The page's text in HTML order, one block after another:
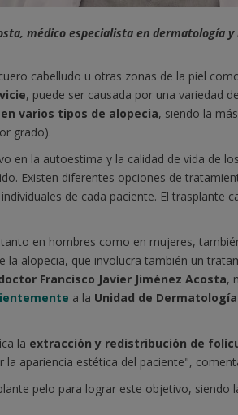
médico especialista en dermatología
cabelludo u otras zonas de la piel
, puede ser causada por una variedad
varios tipos de alopecia, siendo la
grado).
en la autoestima y la calidad de vida de
Existen diferentes opciones de
de cada paciente. El
en hombres como en mujeres,
alopecia, que involucra también un
Francisco Javier Jiménez Acosta,
a la Unidad de
la extracción y redistribución de
apariencia estética del paciente",
pelo para lograr este objetivo, siendo